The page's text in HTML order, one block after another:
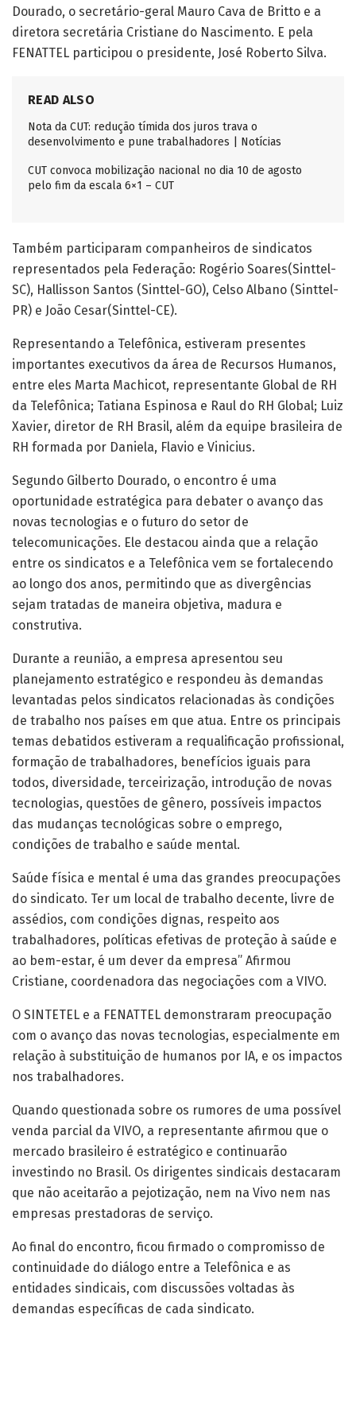
Dourado, o secretário-geral Mauro Cava de Britto e a
diretora secretária Cristiane do Nascimento. E pela
FENATTEL participou o presidente, José Roberto Silva.
READ ALSO
Nota da CUT: redução tímida dos juros trava o
desenvolvimento e pune trabalhadores | Notícias
CUT convoca mobilização nacional no dia 10 de agosto
pelo fim da escala 6×1 – CUT
Também participaram companheiros de sindicatos
representados pela Federação: Rogério Soares(Sinttel-
SC), Hallisson Santos (Sinttel-GO), Celso Albano (Sinttel-
PR) e João Cesar(Sinttel-CE).
Representando a Telefônica, estiveram presentes
importantes executivos da área de Recursos Humanos,
entre eles Marta Machicot, representante Global de RH
da Telefônica; Tatiana Espinosa e Raul do RH Global; Luiz
Xavier, diretor de RH Brasil, além da equipe brasileira de
RH formada por Daniela, Flavio e Vinicius.
Segundo Gilberto Dourado, o encontro é uma
oportunidade estratégica para debater o avanço das
novas tecnologias e o futuro do setor de
telecomunicações. Ele destacou ainda que a relação
entre os sindicatos e a Telefônica vem se fortalecendo
ao longo dos anos, permitindo que as divergências
sejam tratadas de maneira objetiva, madura e
construtiva.
Durante a reunião, a empresa apresentou seu
planejamento estratégico e respondeu às demandas
levantadas pelos sindicatos relacionadas às condições
de trabalho nos países em que atua. Entre os principais
temas debatidos estiveram a requalificação profissional,
formação de trabalhadores, benefícios iguais para
todos, diversidade, terceirização, introdução de novas
tecnologias, questões de gênero, possíveis impactos
das mudanças tecnológicas sobre o emprego,
condições de trabalho e saúde mental.
Saúde física e mental é uma das grandes preocupações
do sindicato. Ter um local de trabalho decente, livre de
assédios, com condições dignas, respeito aos
trabalhadores, políticas efetivas de proteção à saúde e
ao bem-estar, é um dever da empresa” Afirmou
Cristiane, coordenadora das negociações com a VIVO.
O SINTETEL e a FENATTEL demonstraram preocupação
com o avanço das novas tecnologias, especialmente em
relação à substituição de humanos por IA, e os impactos
nos trabalhadores.
Quando questionada sobre os rumores de uma possível
venda parcial da VIVO, a representante afirmou que o
mercado brasileiro é estratégico e continuarão
investindo no Brasil. Os dirigentes sindicais destacaram
que não aceitarão a pejotização, nem na Vivo nem nas
empresas prestadoras de serviço.
Ao final do encontro, ficou firmado o compromisso de
continuidade do diálogo entre a Telefônica e as
entidades sindicais, com discussões voltadas às
demandas específicas de cada sindicato.